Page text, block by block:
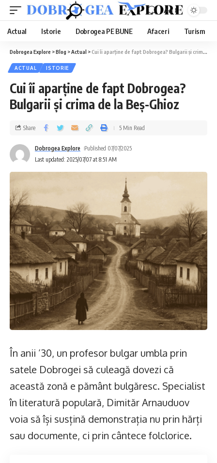
Aa
Actual Istorie Dobrogea PE BUNE Afaceri Turism
Dobrogea Explore >Blog >Actual >Cui îi aparține de fapt Dobrogea? Bulgarii și crima de la Beș-Ghioz
ACTUAL ISTORIE
Cui îi aparține de fapt Dobrogea?
Bulgarii și crima de la Beș-Ghioz
Last updated: 2025/07/07 at 8:51 AM
Dobrogea Explore Published 07/07/2025
Share 5 Min Read
În anii ’30, un profesor bulgar umbla prin
satele Dobrogei să culeagă dovezi că
această zonă e pământ bulgăresc. Specialist
în literatură populară, Dimităr Arnauduov
voia să își susțină demonstrația nu prin hărți
sau documente, ci prin cântece folclorice.